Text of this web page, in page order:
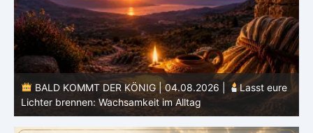
BALD KOMMT DER KÖNIG | 03.08.2026 |
Ein reines
Herz: Heiligung beginnt im Inneren